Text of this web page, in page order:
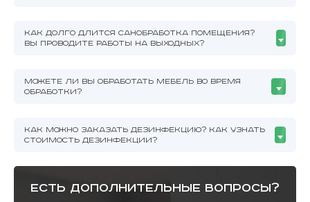
КАК ДОЛГО ДЛИТСЯ САНОБРАБОТКА ПОМЕЩЕНИЯ?
ВЫ ПРОВОДИТЕ РАБОТЫ НА ВЫХОДНЫХ?
МОЖЕТЕ ЛИ ВЫ ОБРАБОТАТЬ МЕБЕЛЬ ВО ВРЕМЯ
ОБРАБОТКИ?
КАК МОЖНО ЗАКАЗАТЬ ДЕЗИНФЕКЦИЮ? КАК УЗНАТЬ
СТОИМОСТЬ ДЕЗИНФЕКЦИИ?
есть дополнительные вопросы?